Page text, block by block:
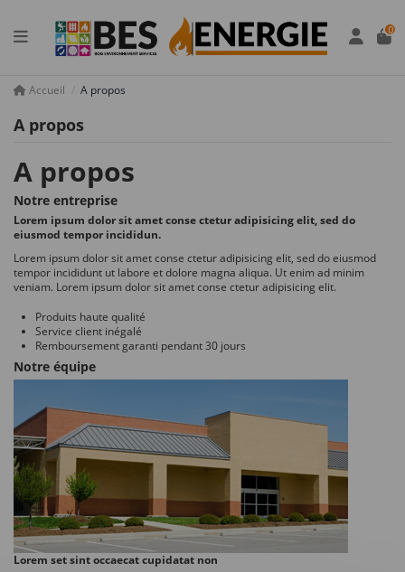
0
Accueil A propos
A propos
A propos
Notre entreprise
Lorem ipsum dolor sit amet conse ctetur adipisicing elit, sed do
eiusmod tempor incididun.
Lorem ipsum dolor sit amet conse ctetur adipisicing elit, sed do eiusmod
tempor incididunt ut labore et dolore magna aliqua. Ut enim ad minim
veniam. Lorem ipsum dolor sit amet conse ctetur adipisicing elit.
Produits haute qualité
Service client inégalé
Remboursement garanti pendant 30 jours
Notre équipe
Lorem set sint occaecat cupidatat non